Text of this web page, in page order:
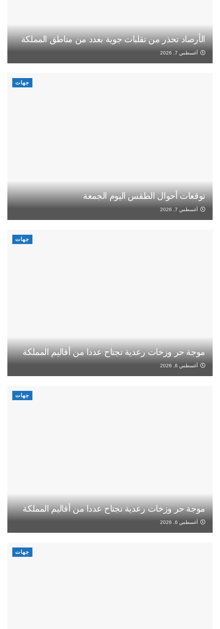
الأرصاد تحذر من تقلبات جوية بعدد من مناطق المملكة
أغسطس 7, 2026
جهات
توقعات أحوال الطقس اليوم الجمعة
أغسطس 7, 2026
جهات
موجة حر وزخات رعدية تجتاح عددا من أقاليم المملكة
أغسطس 6, 2026
جهات
موجة حر وزخات رعدية تجتاح عددا من أقاليم المملكة
أغسطس 6, 2026
جهات